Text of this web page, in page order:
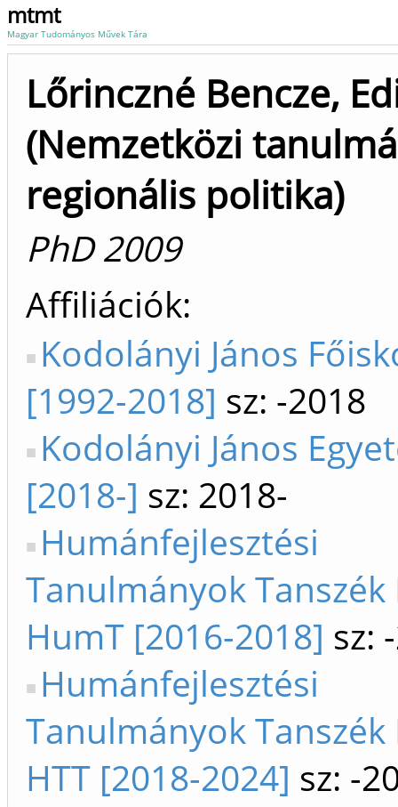
mtmt
Magyar Tudományos Művek Tára
Lőrinczné Bencze,
(Nemzetközi
regionális politika)
PhD 2009
Affiliációk
Kodolányi János
[1992-2018] sz: -2018
Kodolányi János
[2018-] sz: 2018-
Humánfejlesztési
Tanulmányok Tanszék
HumT [2016-2018] sz:
Humánfejlesztési
Tanulmányok Tanszék
HTT [2018-2024] sz: -